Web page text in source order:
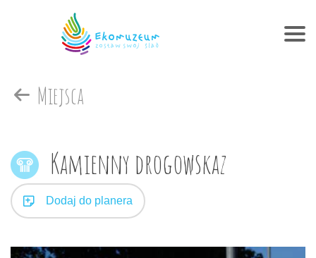
Miejsca
Kamienny drogowskaz
Dodaj do planera